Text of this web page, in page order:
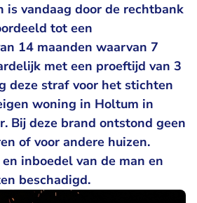
is vandaag door de rechtbank
tot een
14 maanden waarvan 7
met een proeftijd van 3
deze straf voor het stichten
woning in Holtum in
Bij deze brand ontstond geen
of voor andere huizen.
inboedel van de man en
beschadigd.